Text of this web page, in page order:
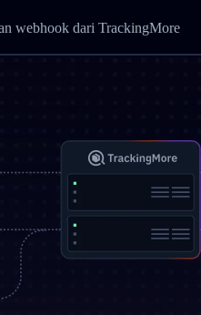
webhook dari TrackingMore